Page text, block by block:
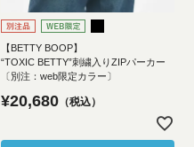
【BETTY BOOP】
“TOXIC BETTY”刺繍入りZIPパーカー
〔別注：web限定カラー〕
¥20,680 税込